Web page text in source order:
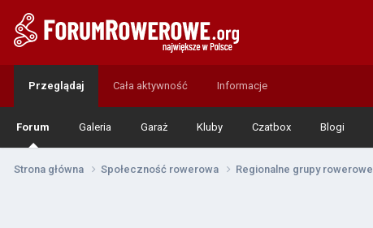
Przeglądaj
Forum Galeria Garaż Kluby Czatbox Blogi
Cała aktywność Informacje
Strona główna Społeczność rowerowa Regionalne grupy rowerowe